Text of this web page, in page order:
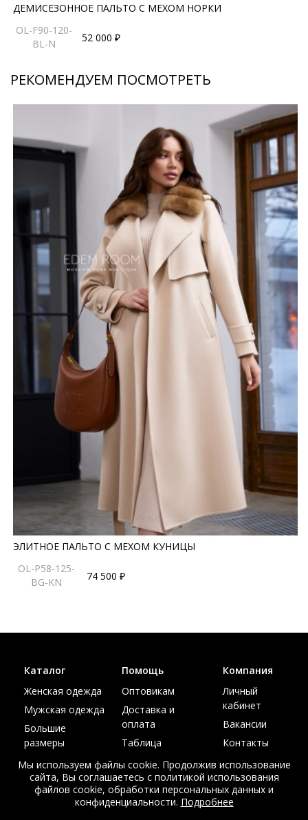
ДЕМИСЕЗОННОЕ ПАЛЬТО С МЕХОМ НОРКИ
OL-F90-120-
BL-N
52 000 ₽
РЕКОМЕНДУЕМ ПОСМОТРЕТЬ
ЭЛИТНОЕ ПАЛЬТО С МЕХОМ КУНИЦЫ
OL-P58-125-
BG-KN
74 500 ₽
Каталог
Женская одежда
Мужская одежда
Большие
размеры
Акции
Помощь
Оптовикам
Доставка и
оплата
Таблица
Компания
Личный
кабинет
Вакансии
Контакты
Мы используем файлы cookie. Продолжив использование
сайта, Вы соглашаетесь с политикой использования
файлов cookie, обработки персональных данных и
конфиденциальности. Подробнее